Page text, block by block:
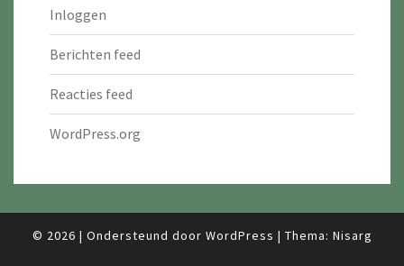
Inloggen
Berichten feed
Reacties feed
WordPress.org
© 2026 | Ondersteund door WordPress | Thema: Nisarg